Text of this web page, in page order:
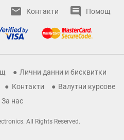
Контакти Помощ
Лични данни и бисквитки
Контакти
Валутни курсове
За нас
All Rights Reserved.